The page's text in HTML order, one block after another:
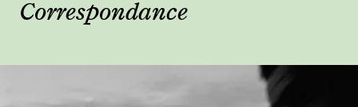
Correspondance